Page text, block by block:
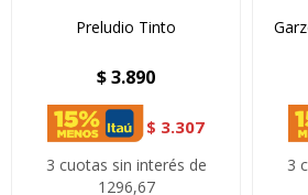
Preludio Tinto
$3.890
$ 3.307
3 cuotas sin interés de
1296,67
3